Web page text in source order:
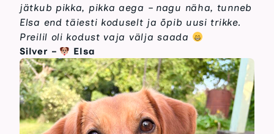
jätkub pikka, pikka aega – nagu näha, tunneb
Elsa end täiesti koduselt ja õpib uusi trikke.
Preilil oli kodust vaja välja saada
Silver – Elsa